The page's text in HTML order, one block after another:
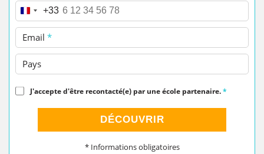
Téléphone *
+33
Email *
Pays
J'accepte d'être recontacté(e) par une école partenaire.*
DÉCOUVRIR
* Informations obligatoires